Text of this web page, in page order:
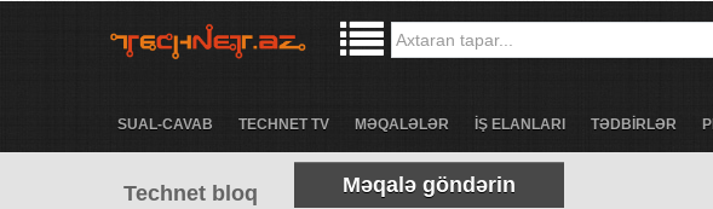
SUAL-CAVAB TECHNET TV MƏQALƏLƏR İŞ ELANLARI TƏDBİRLƏR
Technet bloq Məqalə göndərin